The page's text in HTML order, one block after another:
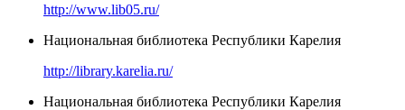
http://www.lib05.ru/
Национальная библиотека Республики Карелия
http://library.karelia.ru/
Национальная библиотека Республики Карелия